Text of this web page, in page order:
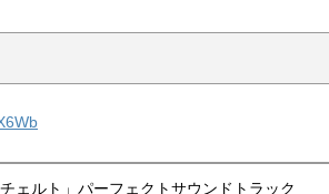
ェルト」パーフェクトサウンドトラック